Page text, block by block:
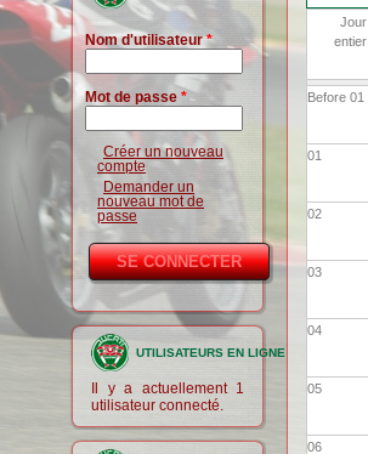
Nom d'utilisateur*
Mot de passe *
Créer un nouveau
compte
Demander un
nouveau mot de
passe
UTILISATEURS EN LIGNE
Il y a actuellement 1
utilisateur connecté.
Jour
entier
Before 01
01
02
03
04
05
06